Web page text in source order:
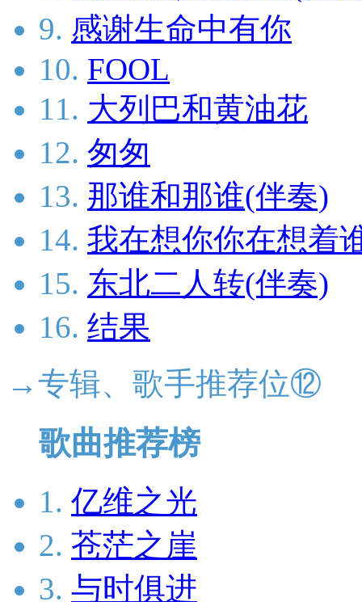
9. 感谢生命中有你
10. FOOL
11. 大列巴和黄油花
12. 匆匆
13. 那谁和那谁(伴奏)
14. 我在想你你在想着
15. 东北二人转(伴奏)
16. 结果
→专辑、歌手推荐位⑫
歌曲推荐榜
1. 亿维之光
2. 苍茫之崖
3. 与时俱进